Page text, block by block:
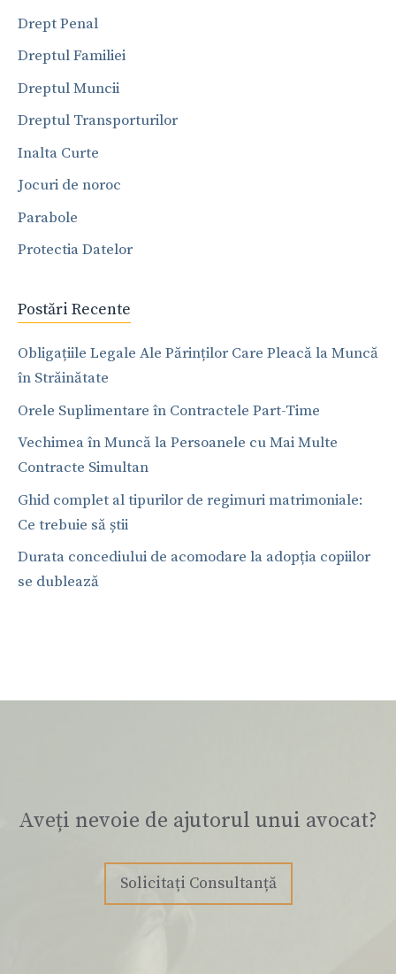
Drept Penal
Dreptul Familiei
Dreptul Muncii
Dreptul Transporturilor
Inalta Curte
Jocuri de noroc
Parabole
Protectia Datelor
Postări Recente
Obligațiile Legale Ale Părinților Care Pleacă la Muncă
în Străinătate
Orele Suplimentare în Contractele Part-Time
Vechimea în Muncă la Persoanele cu Mai Multe
Contracte Simultan
Ghid complet al tipurilor de regimuri matrimoniale:
Ce trebuie să știi
Durata concediului de acomodare la adopția copiilor
se dublează
Aveți nevoie de ajutorul unui avocat?
Solicitați Consultanță